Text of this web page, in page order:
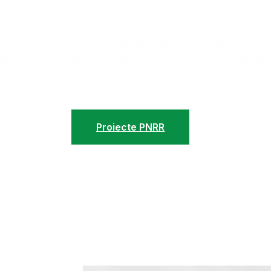
Proiecte PNRR